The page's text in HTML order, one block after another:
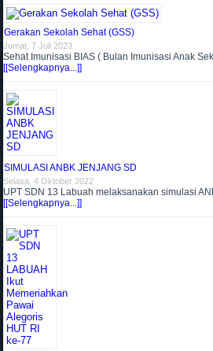
Gerakan Sekolah Sehat (GSS)
Jumat, 7 Juli 2023
Sehat Imunisasi BIAS ( Bulan Imunisasi Anak
[[Selengkapnya...]]
SIMULASI ANBK JENJANG SD
Selasa, 4 Oktober 2022
UPT SDN 13 Labuah melaksanakan simulasi
[[Selengkapnya...]]